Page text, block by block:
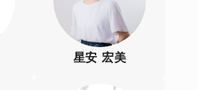
星安 宏美